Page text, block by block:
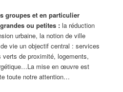
groupes et en particulier
ou petites : la réduction
urbaine, la notion de ville
vie un objectif central : services
de proximité, logements,
mise en œuvre est
toute notre attention…